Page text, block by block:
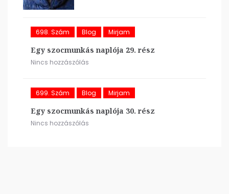
698. Szám Blog Mirjam
Egy szocmunkás naplója 29. rész
Nincs hozzászólás
699. Szám Blog Mirjam
Egy szocmunkás naplója 30. rész
Nincs hozzászólás